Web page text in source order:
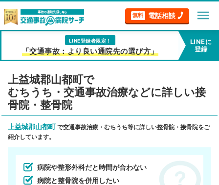
無料 電話相談 menu
LINE登録者限定！
「交通事故：より良い通院先の選び方」
LINEに
登録
上益城郡山都町で
むちうち・交通事故治療などに詳しい接
骨院・整骨院
上益城郡山都町で交通事故治療・むちうち等に詳しい整骨院・接骨院をご
紹介しています。
病院や整形外科だと時間が合わない
病院と整骨院を併用したい